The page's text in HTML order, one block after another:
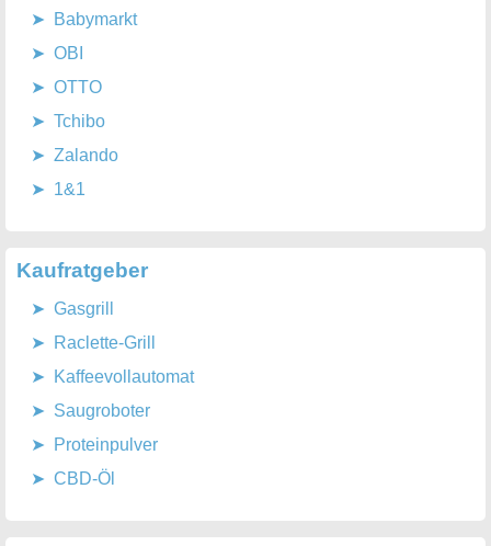
Babymarkt
OBI
OTTO
Tchibo
Zalando
1&1
Kaufratgeber
Gasgrill
Raclette-Grill
Kaffeevollautomat
Saugroboter
Proteinpulver
CBD-Öl